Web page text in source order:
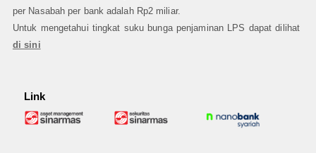
per Nasabah per bank adalah Rp2 miliar.
Untuk mengetahui tingkat suku bunga penjaminan LPS dapat dilihat
di sini
Link